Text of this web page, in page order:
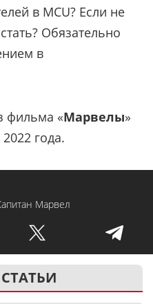
в MCU? Если не
Обязательно
в
фильма «Марвелы»
года.
Марвел